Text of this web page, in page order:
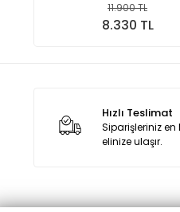
11.900 TL
8.330 TL
Hızlı Teslimat
Siparişleriniz en
elinize ulaşır.